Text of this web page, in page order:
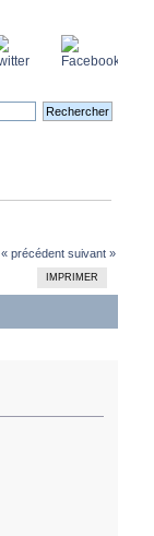
« précédent suivant »
IMPRIMER